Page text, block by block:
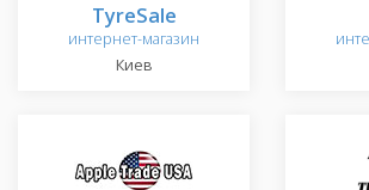
TyreSale
интернет-магазин
Киев